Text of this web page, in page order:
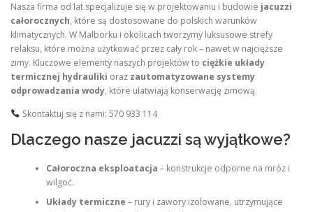
Nasza firma od lat specjalizuje się w projektowaniu i budowie jacuzzi
całorocznych, które są dostosowane do polskich warunków
klimatycznych. W Malborku i okolicach tworzymy luksusowe strefy
relaksu, które można użytkować przez cały rok – nawet w najcięższe
zimy. Kluczowe elementy naszych projektów to ciężkie układy
termicznej hydrauliki oraz zautomatyzowane systemy
odprowadzania wody, które ułatwiają konserwację zimową.
Skontaktuj się z nami: 570 933 114
Dlaczego nasze jacuzzi są wyjątkowe?
Całoroczna eksploatacja – konstrukcje odporne na mróz i
wilgoć.
Układy termiczne – rury i zawory izolowane, utrzymujące